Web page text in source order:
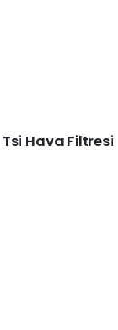
Hava Filtresi